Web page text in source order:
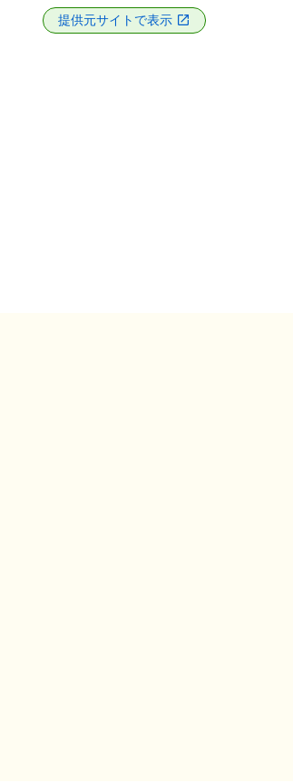
提供元サイトで表示